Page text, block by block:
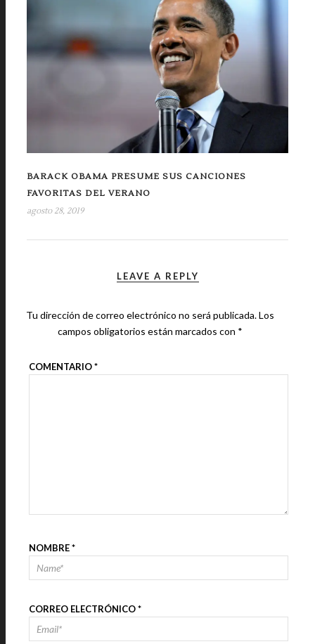
BARACK OBAMA PRESUME SUS CANCIONES
FAVORITAS DEL VERANO
agosto 28, 2019
LEAVE A REPLY
Tu dirección de correo electrónico no será publicada.Los
campos obligatorios están marcados con *
COMENTARIO*
NOMBRE*
CORREO ELECTRÓNICO*